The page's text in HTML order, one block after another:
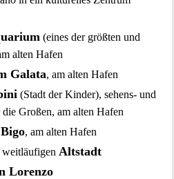
(eines der größten und
alten Hafen
Galata, am alten Hafen
(Stadt der Kinder), sehens- und
Großen, am alten Hafen
Bigo, am alten Hafen
weitläufigen Altstadt
Lorenzo